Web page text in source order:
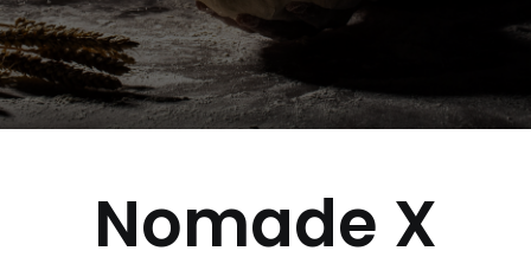
Nomade X